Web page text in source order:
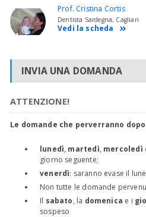
Prof. Cristina Cortis
Dentista Sardegna, Cagliari
Vedi la scheda
INVIA UNA DOMANDA
ATTENZIONE!
Le domande che perverranno
lunedì, martedì, mercoledì
giorno seguente;
venerdì: saranno evase il
Non tutte le domande
Il sabato, la domenica e i
sospeso